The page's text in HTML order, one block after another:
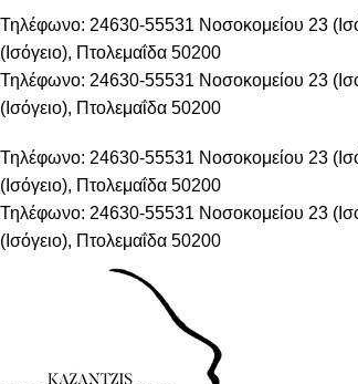
Τηλέφωνο: 24630-55531 Νοσοκομείου 23
(Ισόγειο), Πτολεμαΐδα 50200
Τηλέφωνο: 24630-55531 Νοσοκομείου 23
(Ισόγειο), Πτολεμαΐδα 50200
Τηλέφωνο: 24630-55531 Νοσοκομείου 23
(Ισόγειο), Πτολεμαΐδα 50200
Τηλέφωνο: 24630-55531 Νοσοκομείου 23
(Ισόγειο), Πτολεμαΐδα 50200